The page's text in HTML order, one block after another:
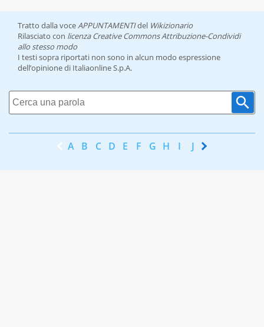
Tratto dalla voceAPPUNTAMENTIdel Wikizionario
Rilasciato con licenza Creative Commons Attribuzione-Condividi
allo stesso modo
I testi sopra riportati non sono in alcun modo espressione
dell’opinione di Italiaonline S.p.A.
A B C D E F G H I J K